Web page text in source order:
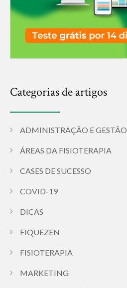
Categorias de artigos
ADMINISTRAÇÃO E GESTÃO
ÁREAS DA FISIOTERAPIA
CASES DE SUCESSO
COVID-19
DICAS
FIQUEZEN
FISIOTERAPIA
MARKETING